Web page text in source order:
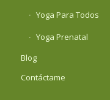
Yoga Para Todos
Yoga Prenatal
Blog
Contáctame